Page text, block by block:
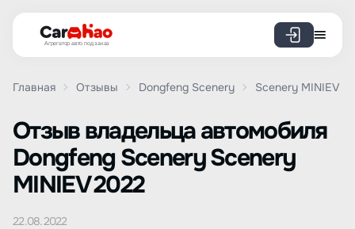
Агрегатор авто под заказ
Главная Отзывы Dongfeng Scenery Scenery MINIEV
Oтзыв владельца автомобиля
Dongfeng Scenery Scenery
MINIEV 2022
22.08.2022